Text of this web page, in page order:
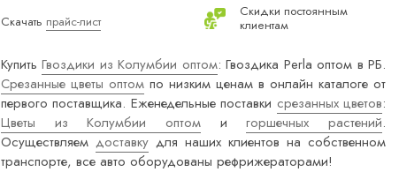
Скачать прайс-лист
Скидки постоянным
клиентам
КупитьГвоздики из Колумбии оптом: Гвоздика Perla оптом в РБ.
Срезанные цветы оптом по низким ценам в онлайн каталоге от
первого поставщика. Еженедельные поставки срезанных цветов:
Цветы из Колумбии оптом игоршечных растений.
Осуществляемдоставку для наших клиентов на собственном
транспорте, все авто оборудованы рефрижераторами!